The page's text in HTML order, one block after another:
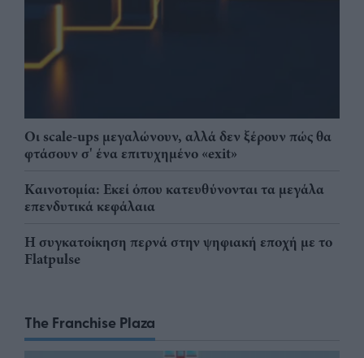
Οι scale-ups μεγαλώνουν, αλλά δεν ξέρουν πώς θα
φτάσουν σ' ένα επιτυχημένο «exit»
Καινοτομία: Εκεί όπου κατευθύνονται τα μεγάλα
επενδυτικά κεφάλαια
Η συγκατοίκηση περνά στην ψηφιακή εποχή με το
Flatpulse
The Franchise Plaza